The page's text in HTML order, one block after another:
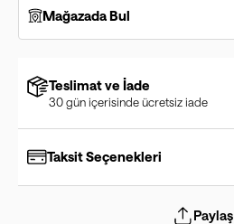
Mağazada Bul
Teslimat ve İade
30 gün içerisinde ücretsiz iade
Taksit Seçenekleri
Paylaş